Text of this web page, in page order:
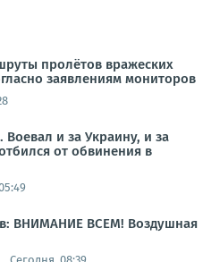
пролётов вражеских
заявлениям мониторов
Воевал и за Украину, и за
от обвинения в
ВНИМАНИЕ ВСЕМ! Воздушная
Сегодня, 08:39